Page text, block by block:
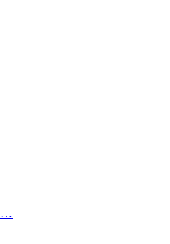
…